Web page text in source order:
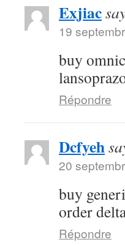
Exjiac
19
buy
Répondre
Dcfyeh
20
buy
order
Répondre